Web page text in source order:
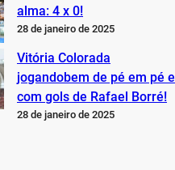
alma: 4 x 0!
28 de janeiro de 2025
Vitória Colorada
jogandobem de pé em pé e
com gols de Rafael Borré!
28 de janeiro de 2025